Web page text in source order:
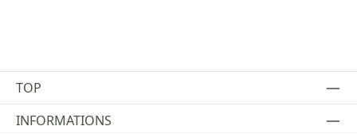
TOP
INFORMATIONS